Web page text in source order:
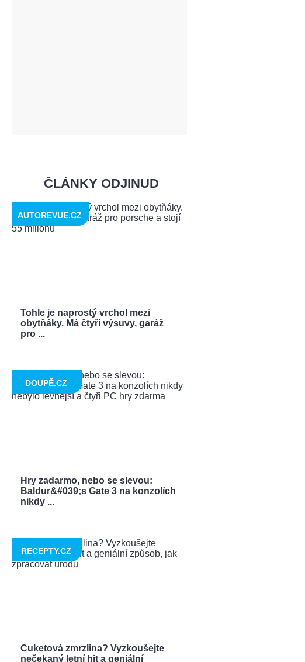
ČLÁNKY ODJINUD
Tohle je naprostý vrchol mezi
obytňáky. Má čtyři výsuvy, garáž
pro ...
AUTOREVUE.CZ
Hry zadarmo, nebo se slevou:
Baldur&#039;s Gate 3 na konzolích
nikdy ...
DOUPĚ.CZ
Cuketová zmrzlina? Vyzkoušejte
nečekaný letní hit a geniální
RECEPTY.CZ